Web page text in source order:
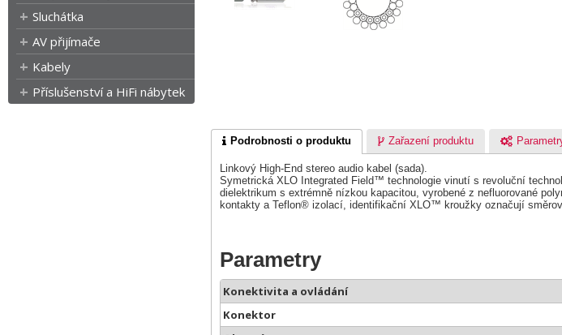
Sluchátka
AV přijímače
Kabely
Příslušenství a HiFi nábytek
Podrobnosti o produktu Zařazení produktu
Linkový High-End stereo audio kabel (sada).
Symetrická XLO Integrated Field™ technologie vinutí s revoluční
dielektrikum s extrémně nízkou kapacitou, vyrobené z nefluorované
kontakty a Teflon® izolací, identifikační XLO™ kroužky označují
Parametry
Konektivita a ovládání
Konektor